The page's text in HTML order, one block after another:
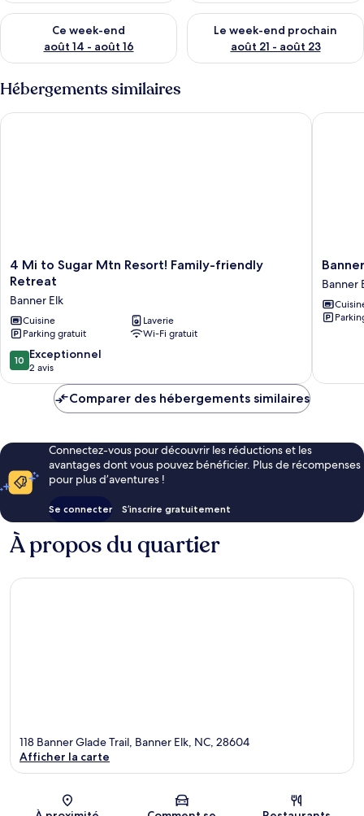
Ce week-end
août 14 - août 16
Vérifier la disponibilité pour ce week-end août 14 - août 16
Le week-end prochain
août 21 - août 23
Vérifier la disponibilité pour
Hébergements similaires
4
Mi
Sugar
Mtn
Resort!
Family-
friendly
Retreat
4 Mi to Sugar Mtn Resort! Family-friendly
Retreat
Banner Elk
Cuisine
Laverie
Parking gratuit
Wi-Fi gratuit
10.0
sur
10,
Exceptionnel,
10 Exceptionnel
2 avis
4 Mi to Sugar Mtn Resort! Family-friendly Retreat
Banner
Elk
Valley
Banner
Banner
Banner
Comparer des hébergements similaires
Connectez-vous pour découvrir les réductions et les
avantages dont vous pouvez bénéficier. Plus de récompenses
pour plus d’aventures !
Se connecter S’inscrire gratuitement
À propos du quartier
Carte
118 Banner Glade Trail, Banner Elk, NC, 28604
Afficher la carte